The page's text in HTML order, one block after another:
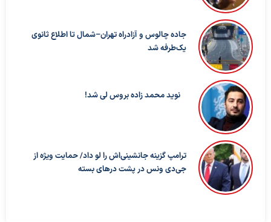
جاده چالوس و آزادراه تهران–شمال تا اطلاع ثانوی
یک‌طرفه شد
نوید محمد زاده بروس لی شد!
ترامپ گزینه جانشینی‌اش را لو داد/ حمایت ویژه از
جی‌دی ونس در پشت درهای بسته